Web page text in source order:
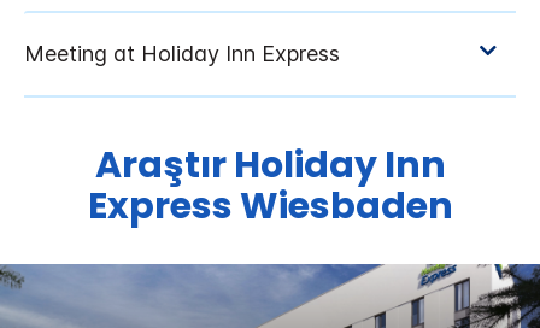
AraştırHoliday Inn
ExpressWiesbaden